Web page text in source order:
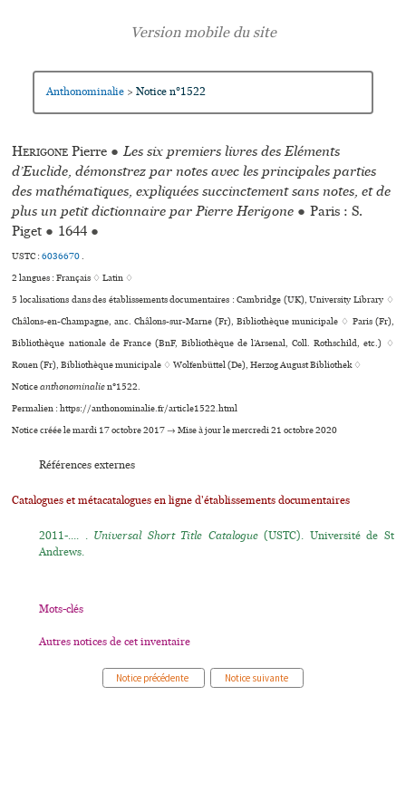
Anthonominalie > Notice n°1522
Herigone Pierre ● Les six premiers livres des Eléments
d’Euclide, démonstrez par notes avec les principales parties
des mathématiques, expliquées succinctement sans notes, et de
plus un petit dictionnaire par Pierre Herigone ● Paris : S.
Piget ● 1644 ●
USTC :6036670.
2 langues :Français ♢Latin ♢
5 localisations dans des établissements documentaires : Cambridge (UK), University Library ♢
Châlons-en-Champagne, anc. Châlons-sur-Marne (Fr), Bibliothèque muni­ci­pale ♢ Paris (Fr),
Bibliothèque nationale de France (BnF, Bibliothèque de l’Arsenal, Coll. Rothschild, etc.) ♢
Rouen (Fr), Bibliothèque muni­ci­pale ♢ Wolfenbüttel (De), Herzog August Bibliothek ♢
Noticeanthonominalien°1522.
Permalien : https://anthonominalie.fr/article1522.html
Notice créée le mardi 17 octobre 2017 → Mise à jour le mercredi 21 octobre 2020
Références externes
Catalogues et métacatalogues en ligne d'établissements documentaires
2011-.... . Universal Short Title Catalogue(USTC). Université de St
Andrews.
Mots-clés
Autres notices de cet inventaire
Notice précédente Notice suivante